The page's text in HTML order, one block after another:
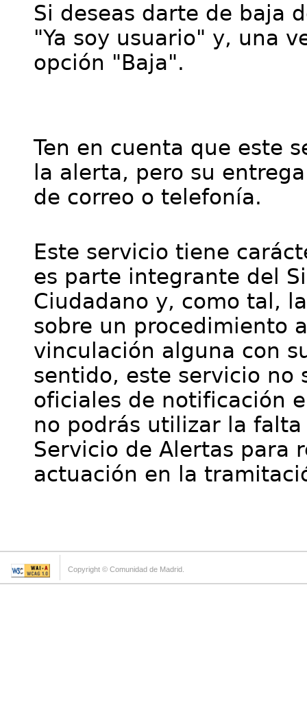
Si deseas darte de baja
"Ya soy usuario" y, una
opción "Baja".
Ten en cuenta que este
la alerta, pero su
de correo o telefonía.
Este servicio tiene
es parte integrante del
Ciudadano y, como tal,
sobre un procedimiento
vinculación alguna con
sentido, este servicio no
oficiales de notificación
no podrás utilizar la
Servicio de Alertas para
actuación en la
Copyright © Comunidad de Madrid.